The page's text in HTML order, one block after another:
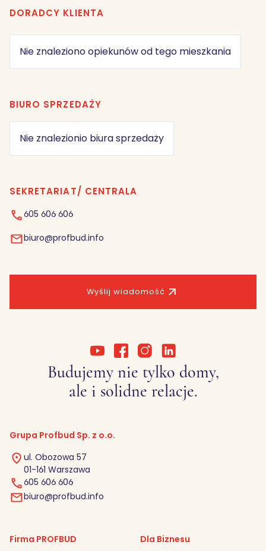
DORADCY KLIENTA
Nie znaleziono opiekunów od tego mieszkania
Wyślij wiadomość
BIURO SPRZEDAŻY
Nie znalezionio biura sprzedaży
SEKRETARIAT/ CENTRALA
605 606 606
biuro@profbud.info
Budujemy nie tylko domy,
ale i solidne relacje.
Grupa Profbud Sp. z o.o.
ul. Obozowa 57
01-161 Warszawa
605 606 606
biuro@profbud.info
Firma PROFBUD
Dla Biznesu